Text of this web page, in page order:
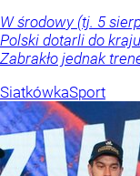
W środowy (tj. 5
Polski dotarli do
Zabrakło jednak
SiatkówkaSport